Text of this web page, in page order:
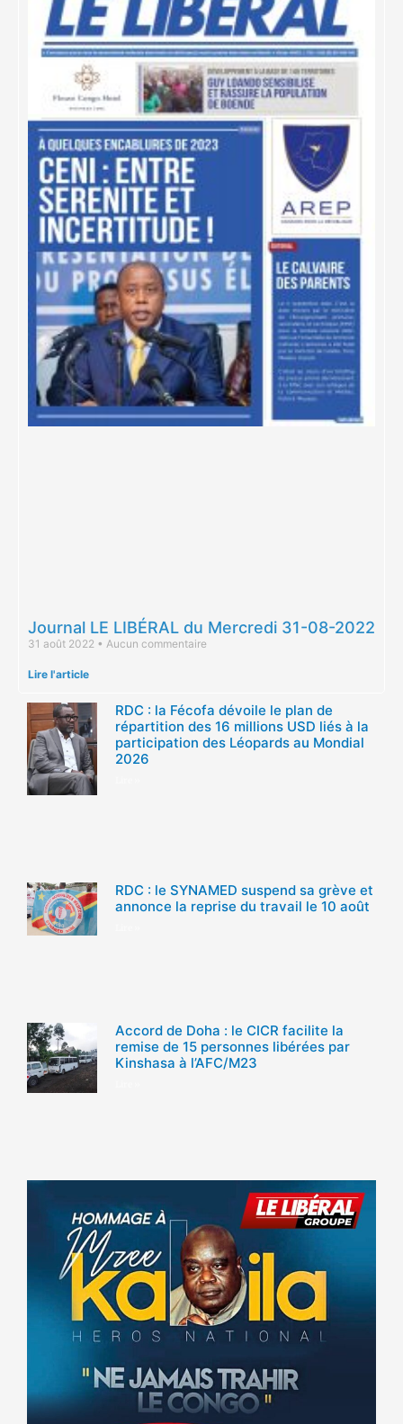
Journal LE LIBÉRAL du Mercredi 31-08-2022
31 août 2022 Aucun commentaire
Lire l'article
RDC : la Fécofa dévoile le plan de
répartition des 16 millions USD liés à la
participation des Léopards au Mondial
2026
RDC : le SYNAMED suspend sa grève et
annonce la reprise du travail le 10 août
Accord de Doha : le CICR facilite la
remise de 15 personnes libérées par
Kinshasa à l’AFC/M23